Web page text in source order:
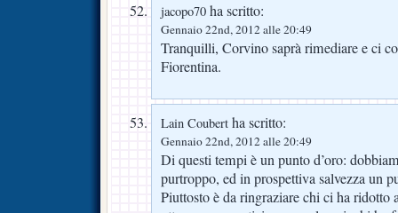
jacopo70 ha scritto:
Gennaio 22nd, 2012 alle 20:49
Tranquilli, Corvino saprà rimediare e ci
Fiorentina.
Lain Coubert ha scritto:
Gennaio 22nd, 2012 alle 20:49
Di questi tempi è un punto d’oro:
purtroppo, ed in prospettiva salvezza un
Piuttosto è da ringraziare chi ci ha ridotto